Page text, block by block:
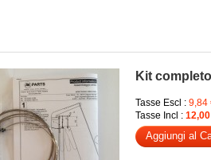
Kit
Tasse Escl : 9,84
Tasse Incl :
Aggiungi al